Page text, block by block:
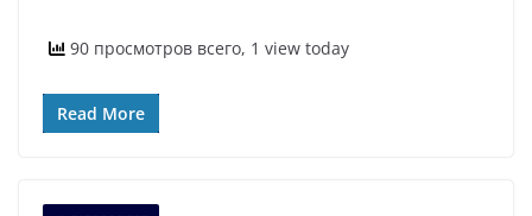
90 просмотров всего, 1 view today
Read More